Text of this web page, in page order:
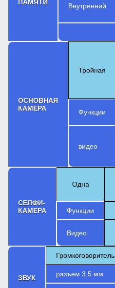
ПАМЯТИ Внутренний
ОСНОВНАЯ
КАМЕРА
Тройная
Функции
видео
СЕЛФИ-
КАМЕРА
Одна
Функции
Видео
ЗВУК
Громкоговоритель
разъем 3,5 мм